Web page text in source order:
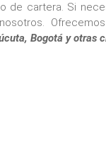
de cartera. Si
Bogotá y otras